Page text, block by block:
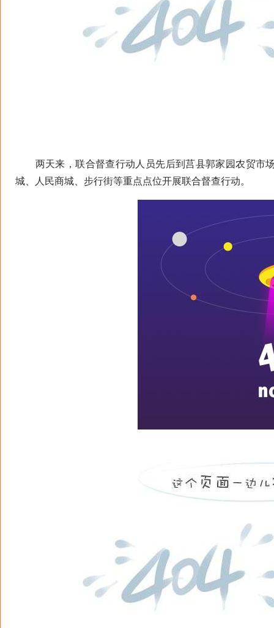
两天来，联合督查行动人员先后到莒县郭家园农贸市
城、人民商城、步行街等重点点位开展联合督查行动。